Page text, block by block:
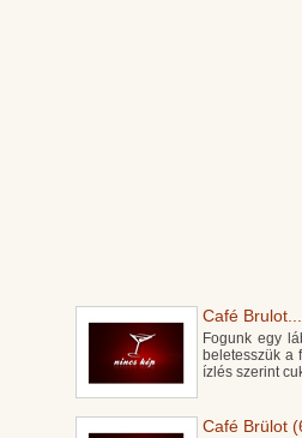
Café Brulot...
Fogunk egy
beletesszük a
ízlés szerint
Café Brülot